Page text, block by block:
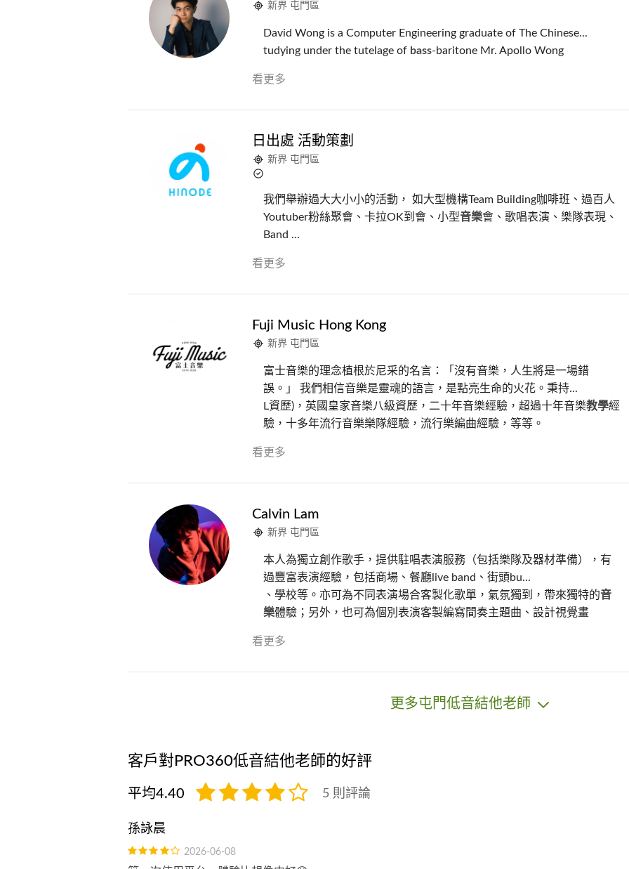
新界 屯門區
David Wong is a Computer Engineering graduate of The Chinese...
tudying under the tutelage of bass-baritone Mr. Apollo Wong
看更多
日出處 活動策劃
新界 屯門區
我們舉辦過大大小小的活動， 如大型機構Team Building咖啡班、過百人
Youtuber粉絲聚會、卡拉OK到會、小型音樂會、歌唱表演、樂隊表現、
Band ...
看更多
Fuji Music Hong Kong
新界 屯門區
富士音樂的理念植根於尼采的名言：「沒有音樂，人生將是一場錯
誤。」 我們相信音樂是靈魂的語言，是點亮生命的火花。秉持...
L資歷)，英國皇家音樂八級資歷，二十年音樂經驗，超過十年音樂教學經
驗，十多年流行音樂樂隊經驗，流行樂編曲經驗，等等。
看更多
Calvin Lam
新界 屯門區
本人為獨立創作歌手，提供駐唱表演服務（包括樂隊及器材準備），有
過豐富表演經驗，包括商場、餐廳live band、街頭bu...
、學校等。亦可為不同表演場合客製化歌單，氣氛獨到，帶來獨特的音
樂體驗；另外，也可為個別表演客製編寫間奏主題曲、設計視覺畫
看更多
更多屯門低音結他老師
客戶對PRO360低音結他老師的好評
平均4.40 5 則評論
孫詠晨
2026-06-08